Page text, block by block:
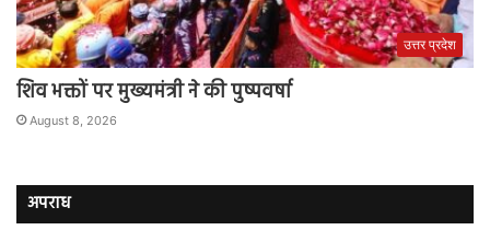
उत्तर प्रदेश
शिव भक्तों पर मुख्यमंत्री ने की पुष्पवर्षा
August 8, 2026
अपराध